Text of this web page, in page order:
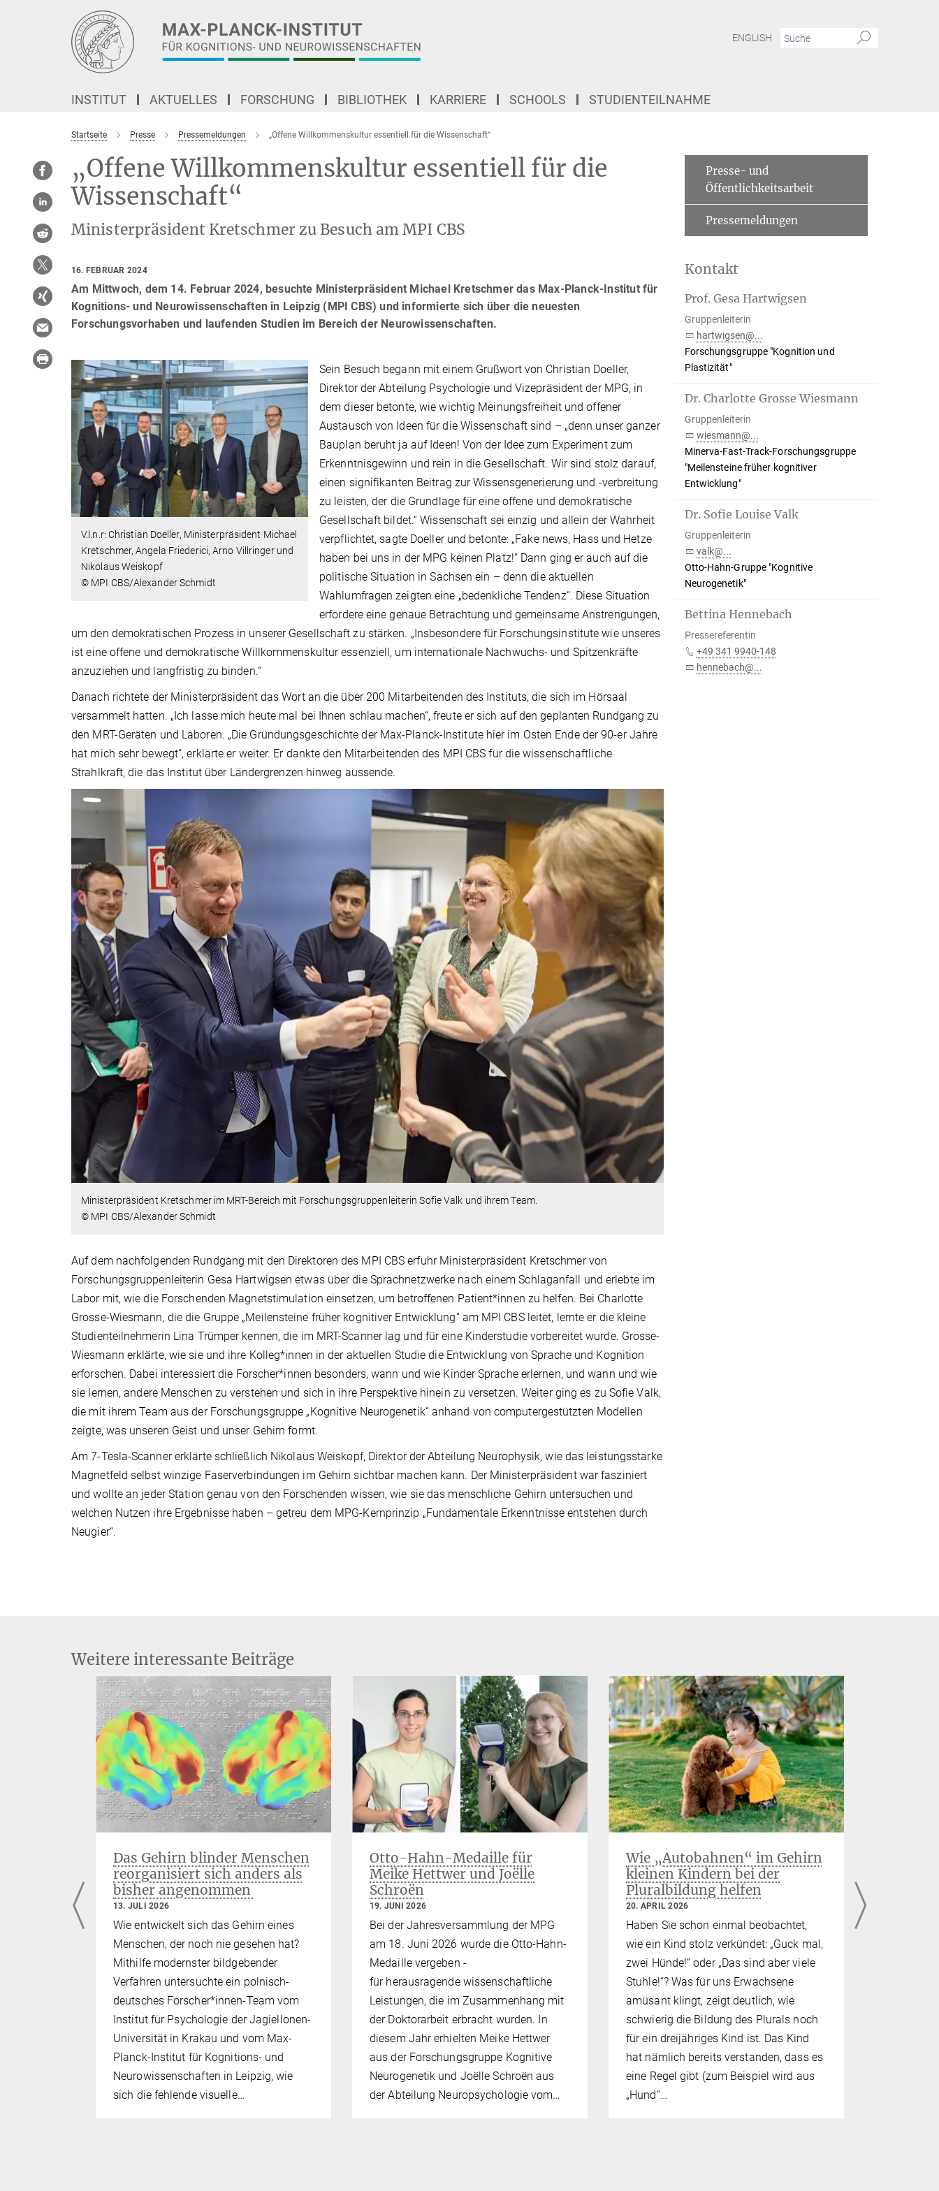
ENGLISH
INSTITUT AKTUELLES FORSCHUNG BIBLIOTHEK KARRIERE SCHOOLS STUDIENTEILNAHME
Startseite Presse Pressemeldungen „Offene Willkommenskultur essentiell für die Wissenschaft“
„Offene Willkommenskultur essentiell für die
Wissenschaft“
Ministerpräsident Kretschmer zu Besuch am MPI CBS
16. FEBRUAR 2024
Am Mittwoch, dem 14. Februar 2024, besuchte Ministerpräsident Michael Kretschmer das Max-Planck-Institut für
Kognitions- und Neurowissenschaften in Leipzig (MPI CBS) und informierte sich über die neuesten
Forschungsvorhaben und laufenden Studien im Bereich der Neurowissenschaften.
V.l.n.r: Christian Doeller, Ministerpräsident Michael
Kretschmer, Angela Friederici, Arno Villringer und
Nikolaus Weiskopf
© MPI CBS/Alexander Schmidt
Sein Besuch begann mit einem Grußwort von Christian Doeller,
Direktor der Abteilung Psychologie und Vizepräsident der MPG, in
dem dieser betonte, wie wichtig Meinungsfreiheit und offener
Austausch von Ideen für die Wissenschaft sind – „denn unser ganzer
Bauplan beruht ja auf Ideen! Von der Idee zum Experiment zum
Erkenntnisgewinn und rein in die Gesellschaft. Wir sind stolz darauf,
einen signifikanten Beitrag zur Wissensgenerierung und -verbreitung
zu leisten, der die Grundlage für eine offene und demokratische
Gesellschaft bildet.“ Wissenschaft sei einzig und allein der Wahrheit
verpflichtet, sagte Doeller und betonte: „Fake news, Hass und Hetze
haben bei uns in der MPG keinen Platz!“ Dann ging er auch auf die
politische Situation in Sachsen ein – denn die aktuellen
Wahlumfragen zeigten eine „bedenkliche Tendenz“. Diese Situation
erfordere eine genaue Betrachtung und gemeinsame Anstrengungen,
um den demokratischen Prozess in unserer Gesellschaft zu stärken. „Insbesondere für Forschungsinstitute wie unseres
ist eine offene und demokratische Willkommenskultur essenziell, um internationale Nachwuchs- und Spitzenkräfte
anzuziehen und langfristig zu binden.“
Danach richtete der Ministerpräsident das Wort an die über 200 Mitarbeitenden des Instituts, die sich im Hörsaal
versammelt hatten. „Ich lasse mich heute mal bei Ihnen schlau machen“, freute er sich auf den geplanten Rundgang zu
den MRT-Geräten und Laboren. „Die Gründungsgeschichte der Max-Planck-Institute hier im Osten Ende der 90-er Jahre
hat mich sehr bewegt“, erklärte er weiter. Er dankte den Mitarbeitenden des MPI CBS für die wissenschaftliche
Strahlkraft, die das Institut über Ländergrenzen hinweg aussende.
Ministerpräsident Kretschmer im MRT-Bereich mit Forschungsgruppenleiterin Sofie Valk und ihrem Team.
© MPI CBS/Alexander Schmidt
Auf dem nachfolgenden Rundgang mit den Direktoren des MPI CBS erfuhr Ministerpräsident Kretschmer von
Forschungsgruppenleiterin Gesa Hartwigsen etwas über die Sprachnetzwerke nach einem Schlaganfall und erlebte im
Labor mit, wie die Forschenden Magnetstimulation einsetzen, um betroffenen Patient*innen zu helfen. Bei Charlotte
Grosse-Wiesmann, die die Gruppe „Meilensteine früher kognitiver Entwicklung“ am MPI CBS leitet, lernte er die kleine
Studienteilnehmerin Lina Trümper kennen, die im MRT-Scanner lag und für eine Kinderstudie vorbereitet wurde. Grosse-
Wiesmann erklärte, wie sie und ihre Kolleg*innen in der aktuellen Studie die Entwicklung von Sprache und Kognition
erforschen. Dabei interessiert die Forscher*innen besonders, wann und wie Kinder Sprache erlernen, und wann und wie
sie lernen, andere Menschen zu verstehen und sich in ihre Perspektive hinein zu versetzen. Weiter ging es zu Sofie Valk,
die mit ihrem Team aus der Forschungsgruppe „Kognitive Neurogenetik“ anhand von computergestützten Modellen
zeigte, was unseren Geist und unser Gehirn formt.
Am 7-Tesla-Scanner erklärte schließlich Nikolaus Weiskopf, Direktor der Abteilung Neurophysik, wie das leistungsstarke
Magnetfeld selbst winzige Faserverbindungen im Gehirn sichtbar machen kann. Der Ministerpräsident war fasziniert
und wollte an jeder Station genau von den Forschenden wissen, wie sie das menschliche Gehirn untersuchen und
welchen Nutzen ihre Ergebnisse haben – getreu dem MPG-Kernprinzip „Fundamentale Erkenntnisse entstehen durch
Neugier“.
Presse- und
Öffentlichkeitsarbeit
Pressemeldungen
Kontakt
Prof. Gesa Hartwigsen
Gruppenleiterin
hartwigsen@...
Forschungsgruppe "Kognition und
Plastizität"
Dr. Charlotte Grosse Wiesmann
Gruppenleiterin
wiesmann@...
Minerva-Fast-Track-Forschungsgruppe
"Meilensteine früher kognitiver
Entwicklung"
Dr. Sofie Louise Valk
Gruppenleiterin
valk@...
Otto-Hahn-Gruppe "Kognitive
Neurogenetik"
Bettina Hennebach
Pressereferentin
+49 341 9940-148
hennebach@...
Weitere interessante Beiträge
Das Gehirn blinder Menschen
reorganisiert sich anders als
bisher angenommen
13. JULI 2026
Wie entwickelt sich das Gehirn eines
Menschen, der noch nie gesehen hat?
Mithilfe modernster bildgebender
Verfahren untersuchte ein polnisch-
deutsches Forscher*innen-Team vom
Institut für Psychologie der Jagiellonen-
Universität in Krakau und vom Max-
Planck-Institut für Kognitions- und
Neurowissenschaften in Leipzig, wie
sich die fehlende visuelle…
Otto-Hahn-Medaille für
Meike Hettwer und Joëlle
Schroën
19. JUNI 2026
Bei der Jahresversammlung der MPG
am 18. Juni 2026 wurde die Otto-Hahn-
Medaille vergeben -
für herausragende wissenschaftliche
Leistungen, die im Zusammenhang mit
der Doktorarbeit erbracht wurden. In
diesem Jahr erhielten Meike Hettwer
aus der Forschungsgruppe Kognitive
Neurogenetik und Joëlle Schroën aus
der Abteilung Neuropsychologie vom…
Wie „Autobahnen“ im Gehirn
kleinen Kindern bei der
Pluralbildung helfen
20. APRIL 2026
Haben Sie schon einmal beobachtet,
wie ein Kind stolz verkündet: „Guck mal,
zwei Hünde!“ oder „Das sind aber viele
Stuhle!“? Was für uns Erwachsene
amüsant klingt, zeigt deutlich, wie
schwierig die Bildung des Plurals noch
für ein dreijähriges Kind ist. Das Kind
hat nämlich bereits verstanden, dass es
eine Regel gibt (zum Beispiel wird aus
„Hund“…